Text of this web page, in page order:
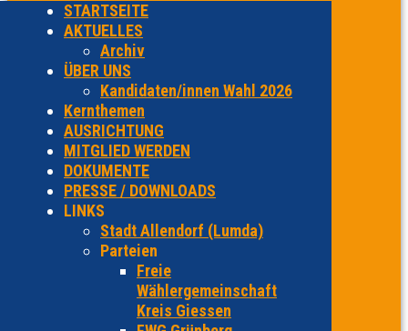
STARTSEITE
AKTUELLES
Archiv
ÜBER UNS
Kandidaten/innen Wahl 2026
Kernthemen
AUSRICHTUNG
MITGLIED WERDEN
DOKUMENTE
PRESSE / DOWNLOADS
LINKS
Stadt Allendorf (Lumda)
Parteien
Freie
Wählergemeinschaft
Kreis Giessen